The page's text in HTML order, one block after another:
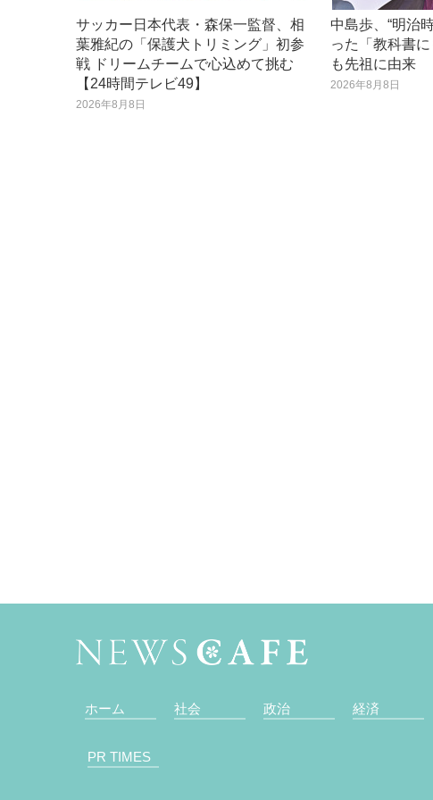
サッカー日本代表・森保一監督、相
葉雅紀の「保護犬トリミング」初参
戦 ドリームチームで心込めて挑む
【24時間テレビ49】
2026年8月8日
中島歩、“明治
った「教科書
も先祖に由来
2026年8月8日
ホーム 社会 政治 経済
PR TIMES